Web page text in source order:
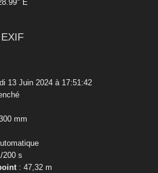
E
13 Juin 2024 à 17:51:42
mm
s
: 47,32 m